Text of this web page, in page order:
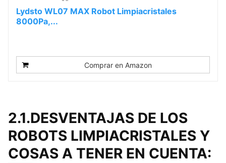
Lydsto WL07 MAX Robot Limpiacristales
8000Pa,...
Comprar en Amazon
2.1.DESVENTAJAS DE LOS
ROBOTS LIMPIACRISTALES Y
COSAS A TENER EN CUENTA: